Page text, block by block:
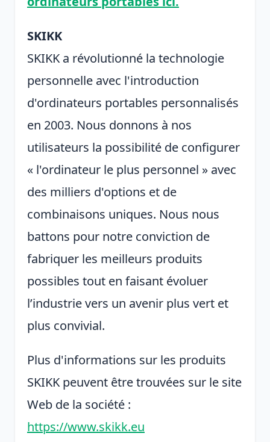
SKIKK
SKIKK a révolutionné la technologie
personnelle avec l'introduction
d'ordinateurs portables personnalisés
en 2003. Nous donnons à nos
utilisateurs la possibilité de configurer
« l'ordinateur le plus personnel » avec
des milliers d'options et de
combinaisons uniques. Nous nous
battons pour notre conviction de
fabriquer les meilleurs produits
possibles tout en faisant évoluer
l’industrie vers un avenir plus vert et
plus convivial.
Plus d'informations sur les produits
SKIKK peuvent être trouvées sur le site
Web de la société :
https://www.skikk.eu